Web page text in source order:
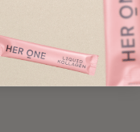
Feuchtigkeit besser😊